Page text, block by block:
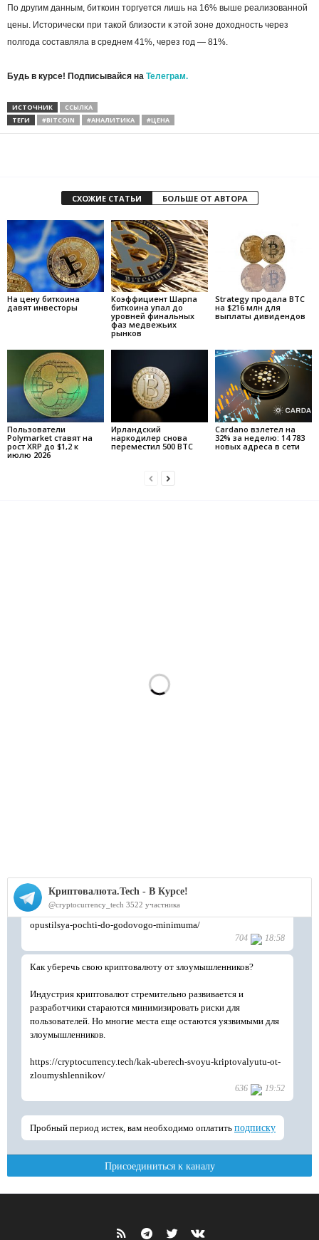
По другим данным, биткоин торгуется лишь на 16% выше реализованной
цены. Исторически при такой близости к этой зоне доходность через
полгода составляла в среднем 41%, через год — 81%.
Будь в курсе! Подписывайся на Телеграм.
ИСТОЧНИК
ССЫЛКА
ТЕГИ
#BITCOIN #АНАЛИТИКА #ЦЕНА
СХОЖИЕ СТАТЬИ БОЛЬШЕ ОТ АВТОРА
На цену биткоина
давят инвесторы
Коэффициент Шарпа
биткоина упал до
уровней финальных
фаз медвежьих
рынков
Strategy продала BTC
на $216 млн для
выплаты дивидендов
Пользователи
Polymarket ставят на
рост XRP до $1,2 к
июлю 2026
Ирландский
наркодилер снова
переместил 500 BTC
Cardano взлетел на
32% за неделю: 14 783
новых адреса в сети